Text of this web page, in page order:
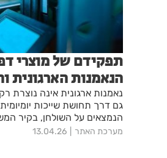
תפקידם של מוצרי
הנאמנות הארגונית
נאמנות ארגונית אינה נוצרת
גם דרך תחושת שייכות
הנמצאים על השולחן, בקיר
את המותג הארגוני לנוכח,
מערכת האתר 13.04.26